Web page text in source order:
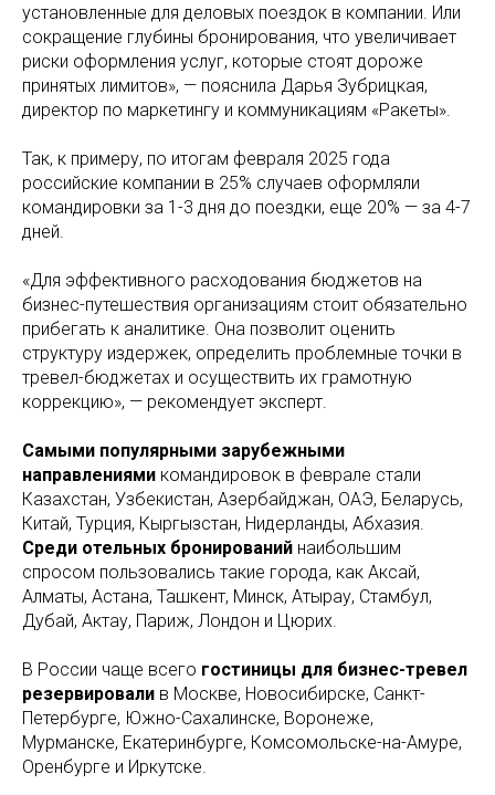
установленные для деловых поездок в компании. Или
сокращение глубины бронирования, что увеличивает
риски оформления услуг, которые стоят дороже
принятых лимитов», — пояснила Дарья Зубрицкая,
директор по маркетингу и коммуникациям «Ракеты».
Так, к примеру, по итогам февраля 2025 года
российские компании в 25% случаев оформляли
командировки за 1-3 дня до поездки, еще 20% — за 4-7
дней.
«Для эффективного расходования бюджетов на
бизнес-путешествия организациям стоит обязательно
прибегать к аналитике. Она позволит оценить
структуру издержек, определить проблемные точки в
тревел-бюджетах и осуществить их грамотную
коррекцию», — рекомендует эксперт.
Самыми популярными зарубежными
направлениями командировок в феврале стали
Казахстан, Узбекистан, Азербайджан, ОАЭ, Беларусь,
Китай, Турция, Кыргызстан, Нидерланды, Абхазия.
Среди отельных бронирований наибольшим
спросом пользовались такие города, как Аксай,
Алматы, Астана, Ташкент, Минск, Атырау, Стамбул,
Дубай, Актау, Париж, Лондон и Цюрих.
В России чаще всего гостиницы для бизнес-тревел
резервировали в Москве, Новосибирске, Санкт-
Петербурге, Южно-Сахалинске, Воронеже,
Мурманске, Екатеринбурге, Комсомольске-на-Амуре,
Оренбурге и Иркутске.